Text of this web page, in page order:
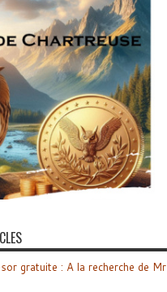
gratuite : A la recherche de Mr